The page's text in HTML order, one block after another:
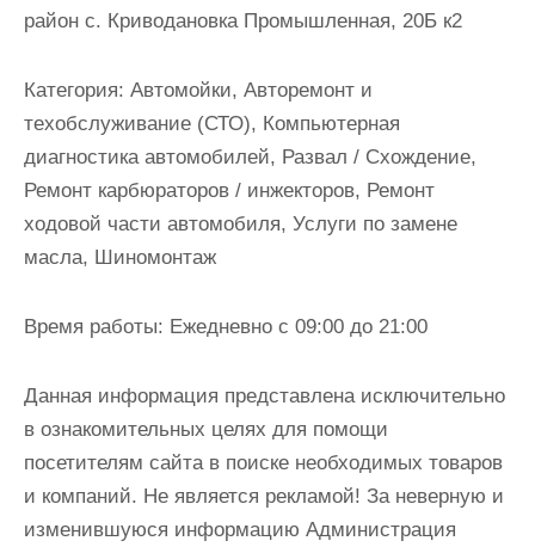
район с. Криводановка Промышленная, 20Б к2
Категория: Автомойки, Авторемонт и
техобслуживание (СТО), Компьютерная
диагностика автомобилей, Развал / Схождение,
Ремонт карбюраторов / инжекторов, Ремонт
ходовой части автомобиля, Услуги по замене
масла, Шиномонтаж
Время работы: Ежедневно с 09:00 до 21:00
Данная информация представлена исключительно
в ознакомительных целях для помощи
посетителям сайта в поиске необходимых товаров
и компаний. Не является рекламой! За неверную и
изменившуюся информацию Администрация